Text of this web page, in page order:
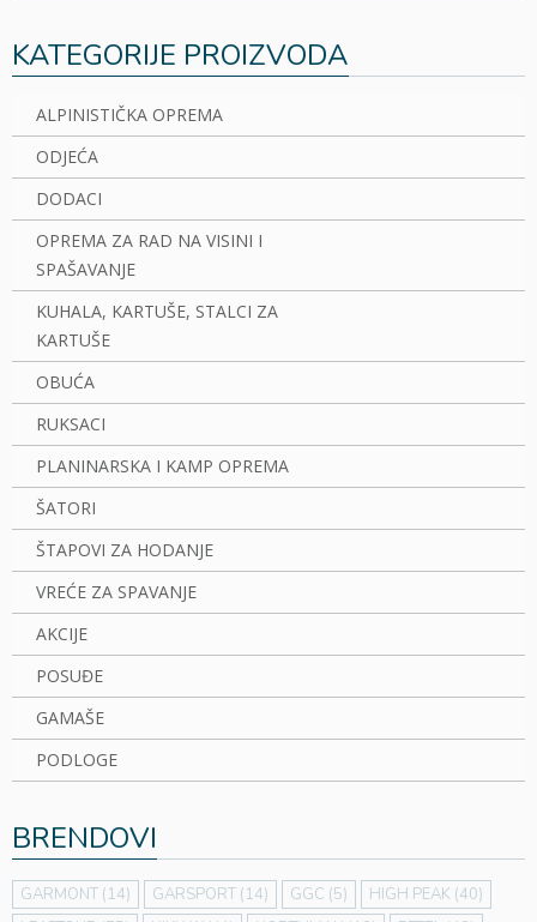
KATEGORIJE PROIZVODA
ALPINISTIČKA OPREMA
ODJEĆA
DODACI
OPREMA ZA RAD NA VISINI I
SPAŠAVANJE
KUHALA, KARTUŠE, STALCI ZA
KARTUŠE
OBUĆA
RUKSACI
PLANINARSKA I KAMP OPREMA
ŠATORI
ŠTAPOVI ZA HODANJE
VREĆE ZA SPAVANJE
AKCIJE
POSUĐE
GAMAŠE
PODLOGE
BRENDOVI
GARMONT (14) GARSPORT (14) GGC (5) HIGH PEAK (40)